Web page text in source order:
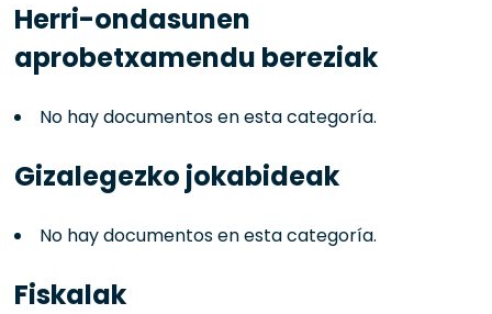
Herri-ondasunen
aprobetxamendu bereziak
No hay documentos en esta categoría.
Gizalegezko jokabideak
No hay documentos en esta categoría.
Fiskalak